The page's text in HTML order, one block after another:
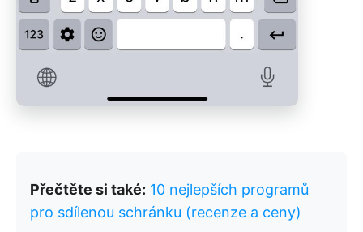
Přečtěte si také: 10 nejlepších programů
pro sdílenou schránku (recenze a ceny)